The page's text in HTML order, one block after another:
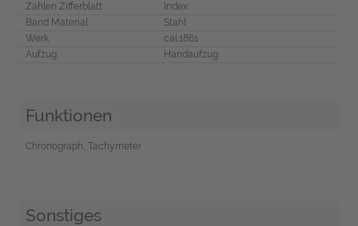
Zahlen Zifferblatt
Index
Band Material
Stahl
Werk
cal.1861
Aufzug
Handaufzug
Funktionen
Chronograph, Tachymeter
Sonstiges